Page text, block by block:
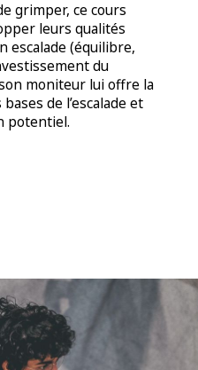
grimper, ce cours
leurs qualités
escalade (équilibre,
du
moniteur lui offre la
de l’escalade et
potentiel.